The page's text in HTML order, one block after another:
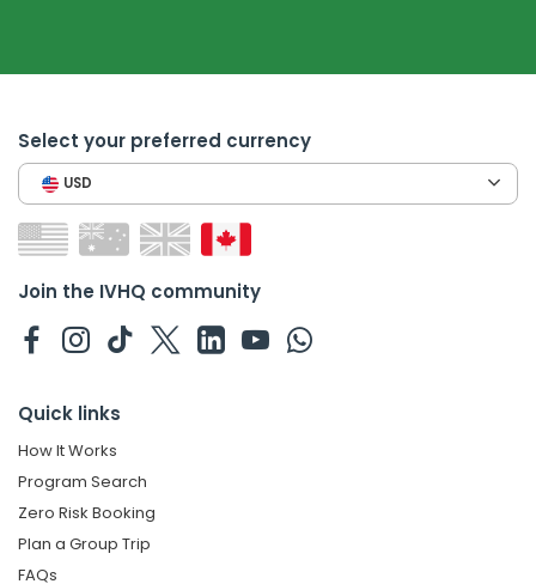
Select your preferred currency
USD
Join the IVHQ community
Quick links
How It Works
Program Search
Zero Risk Booking
Plan a Group Trip
FAQs